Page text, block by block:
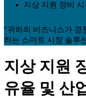
지상 지원 장비
"귀하의 비즈니스가 경
하는 스마트 시장 솔루
지상 지원
유율 및 산